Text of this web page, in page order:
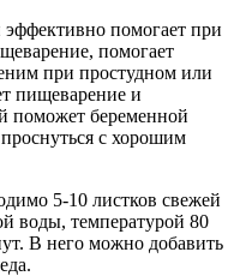
помогает при
помогает
при простудном или
пищеварение и
поможет беременной
с хорошим
5-10 листков свежей
воды, температурой 80
В него можно добавить